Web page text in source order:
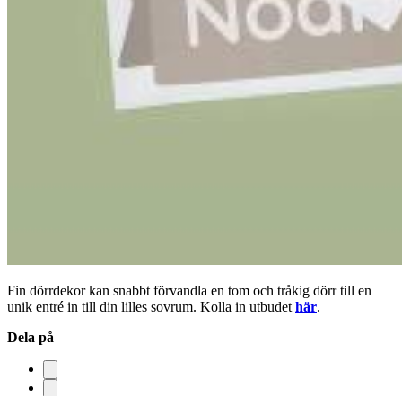
Fin dörrdekor kan snabbt förvandla en tom och tråkig dörr till en
unik entré in till din lilles sovrum. Kolla in utbudet här.
Dela på